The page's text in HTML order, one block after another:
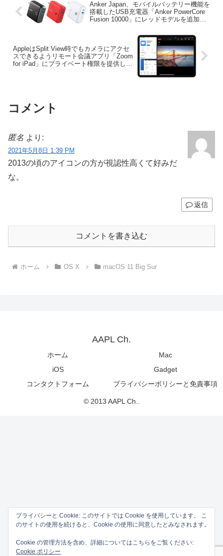
Anker Japan、モバイルバッテリー機能を
搭載したUSB充電器「Anker PowerCore
Fusion 10000」にレッドモデルを追加
AppleはSplit View時でもカメラにアクセ
スできるようリモート会議アプリ「Zoom
for iPad」にプライベート権限を提供して
コメント
匿名 より:
2021年5月8日 1:39 PM
2013の頃のアイコンの方が視認性高くて好みだ
な。
返信
コメントを書き込む
ホーム OS X macOS 11 Big Sur
AAPL Ch.
ホーム
Mac
iOS
Gadget
コンタクトフォーム
プライバシーポリシーと免責事項
© 2013 AAPL Ch..
プライバシーと Cookie: このサイトでは Cookie を使用しています。 こ
のサイトの使用を続けると、Cookie の使用に同意したとみなされます。
Cookie の管理方法を含め、詳細についてはこちらをご覧ください:
Cookie ポリシー